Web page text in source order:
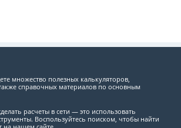
множество полезных калькуляторов,
справочных материалов по основным
расчеты в сети — это использовать
Воспользуйтесь поиском, чтобы найти